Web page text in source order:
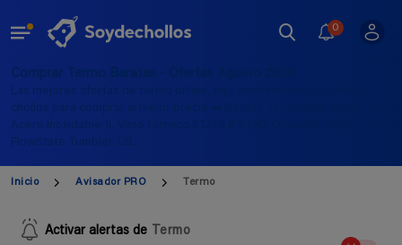
0
Comprar Termo Baratas - Ofertas Agosto 2026
Las mejores ofertas de termo online, aquí encontrarás los últimos
chollos para comprar al mejor precio ➡️ Botella Térmica de Agua
Acero Inoxidable 1L Vaso térmico STANLEY 1913 Quencher H2.0
FlowState Tumbler 1.2L
Inicio Avisador PRO Termo
Activar alertas de Termo